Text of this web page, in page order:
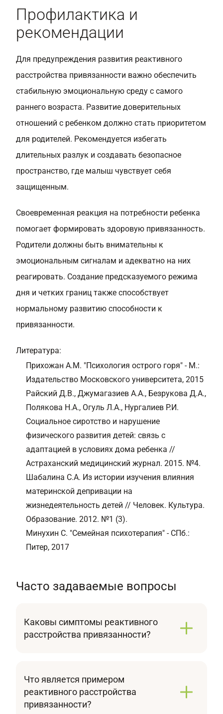
Профилактика и
рекомендации
Для предупреждения развития реактивного
расстройства привязанности важно обеспечить
стабильную эмоциональную среду с самого
раннего возраста. Развитие доверительных
отношений с ребенком должно стать приоритетом
для родителей. Рекомендуется избегать
длительных разлук и создавать безопасное
пространство, где малыш чувствует себя
защищенным.
Своевременная реакция на потребности ребенка
помогает формировать здоровую привязанность.
Родители должны быть внимательны к
эмоциональным сигналам и адекватно на них
реагировать. Создание предсказуемого режима
дня и четких границ также способствует
нормальному развитию способности к
привязанности.
Литература:
Прихожан А.М. "Психология острого горя" - М.:
Издательство Московского университета, 2015
Райский Д.В., Джумагазиев А.А., Безрукова Д.А.,
Полякова Н.А., Огуль Л.А., Нургалиев Р.И.
Социальное сиротство и нарушение
физического развития детей: связь с
адаптацией в условиях дома ребенка //
Астраханский медицинский журнал. 2015. №4.
Шабалина С.А. Из истории изучения влияния
материнской депривации на
жизнедеятельность детей // Человек. Культура.
Образование. 2012. №1 (3).
Минухин С. "Семейная психотерапия" - СПб.:
Питер, 2017
Часто задаваемые вопросы
Каковы симптомы реактивного
расстройства привязанности?
Ребенок может демонстрировать необычное
спокойствие при расставании с родителями и
отсутствие радости при воссоединении.
Что является примером
реактивного расстройства
привязанности?